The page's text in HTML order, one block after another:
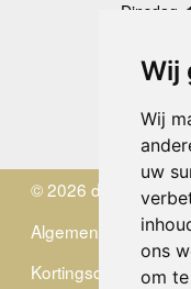
Wij
Wij
uw
ons
om
Dinsdag
Donderdag
Vrijdag
© 2026 de Zwerver
Algemene
Kortingscode